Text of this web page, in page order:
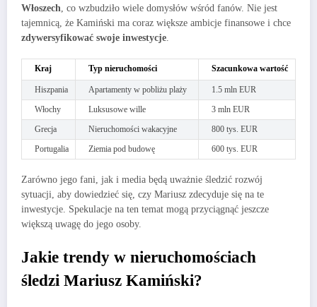
Włoszech, co wzbudziło wiele domysłów wśród fanów. Nie jest
tajemnicą, że Kamiński ma coraz większe ambicje finansowe i chce
zdywersyfikować swoje inwestycje.
Kraj Typ nieruchomości Szacunkowa wartość
Hiszpania Apartamenty w pobliżu plaży
1.5 mln EUR
Włochy
Luksusowe wille
3 mln EUR
Grecja
Nieruchomości wakacyjne
800 tys. EUR
Portugalia
Ziemia pod budowę 600 tys. EUR
Zarówno jego fani, jak i media będą uważnie śledzić rozwój
sytuacji, aby dowiedzieć się, czy Mariusz zdecyduje się na te
inwestycje. Spekulacje na ten temat mogą przyciągnąć jeszcze
większą uwagę do jego osoby.
Jakie trendy w nieruchomościach
śledzi Mariusz Kamiński?